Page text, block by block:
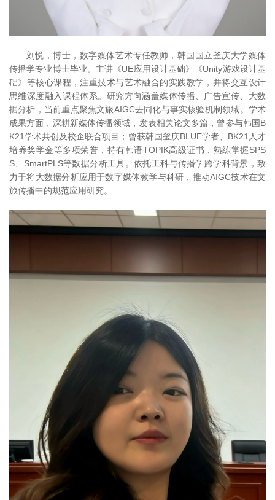
刘悦，博士，数字媒体艺术专任教师，韩国国立釜庆大学媒体
传播学专业博士毕业。主讲《UE应用设计基础》《Unity游戏设计基
础》等核心课程，注重技术与艺术融合的实践教学，并将交互设计
思维深度融入课程体系。研究方向涵盖媒体传播、广告宣传、大数
据分析，当前重点聚焦文旅AIGC去同化与事实核验机制领域。学术
成果方面，深耕新媒体传播领域，发表相关论文多篇，曾参与韩国B
K21学术共创及校企联合项目；曾获韩国釜庆BLUE学者、BK21人才
培养奖学金等多项荣誉，持有韩语TOPIK高级证书，熟练掌握SPS
S、SmartPLS等数据分析工具。依托工科与传播学跨学科背景，致
力于将大数据分析应用于数字媒体教学与科研，推动AIGC技术在文
旅传播中的规范应用研究。